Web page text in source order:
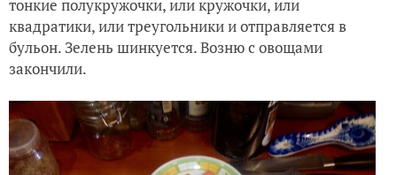
тонкие полукружочки, или кружочки, или
квадратики, или треугольники и отправляется в
бульон. Зелень шинкуется. Возню с овощами
закончили.